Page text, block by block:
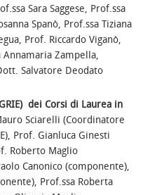
Sara Saggese, Prof.ssa
Spanò, Prof.ssa Tiziana
Prof. Riccardo Viganò,
Annamaria Zampella,
Salvatore Deodato
dei Corsi di Laurea in
Sciarelli (Coordinatore
), Prof. Gianluca Ginesti
Roberto Maglio
Canonico (componente),
Prof.ssa Roberta